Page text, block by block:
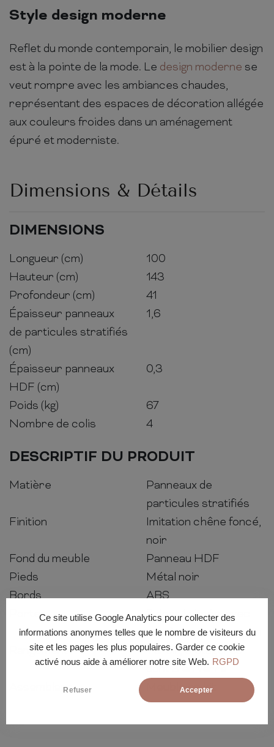
Ce site utilise Google Analytics pour collecter des
informations anonymes telles que le nombre de visiteurs du
site et les pages les plus populaires. Garder ce cookie
activé nous aide à améliorer notre site Web. RGPD
Refuser Accepter
Style design moderne
Reflet du monde contemporain, le mobilier design
est à la pointe de la mode. Le design moderne se
veut rompre avec les ambiances chaudes,
représentant des espaces de décoration allégée
aux couleurs froides dans un aménagement
épuré et moderniste.
Dimensions & Détails
DIMENSIONS
Longueur (cm)
100
Hauteur (cm)
143
Profondeur (cm)
41
Épaisseur panneaux
de particules stratifiés
(cm)
1,6
Épaisseur panneaux
HDF (cm)
0,3
Poids (kg)
67
Nombre de colis
4
DESCRIPTIF DU PRODUIT
Matière
Panneaux de
particules stratifiés
Finition
Imitation chêne foncé,
noir
Fond du meuble
Panneau HDF
Pieds
Métal noir
Bords
ABS
Portes
3 dont 1 vitrée, avec
système push to open
Rangement
1 tiroir, 9 étagères
dont 3 en verre
Assemblage
Meuble en kit